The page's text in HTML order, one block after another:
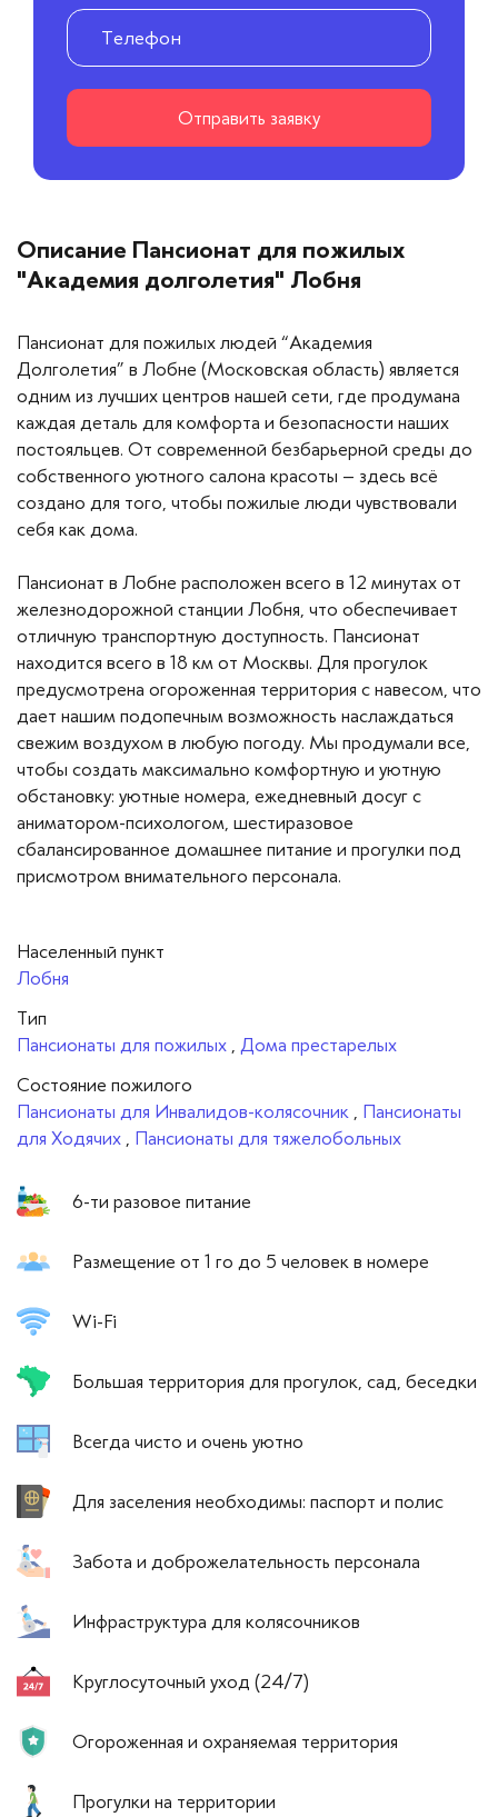
Отправить заявку
Описание Пансионат для пожилых
"Академия долголетия" Лобня
Пансионат для пожилых людей “Академия
Долголетия” в Лобне (Московская область) является
одним из лучших центров нашей сети, где продумана
каждая деталь для комфорта и безопасности наших
постояльцев. От современной безбарьерной среды до
собственного уютного салона красоты – здесь всё
создано для того, чтобы пожилые люди чувствовали
себя как дома.
Пансионат в Лобне расположен всего в 12 минутах от
железнодорожной станции Лобня, что обеспечивает
отличную транспортную доступность. Пансионат
находится всего в 18 км от Москвы. Для прогулок
предусмотрена огороженная территория с навесом, что
дает нашим подопечным возможность наслаждаться
свежим воздухом в любую погоду. Мы продумали все,
чтобы создать максимально комфортную и уютную
обстановку: уютные номера, ежедневный досуг с
аниматором-психологом, шестиразовое
сбалансированное домашнее питание и прогулки под
присмотром внимательного персонала.
Населенный пункт
Лобня
Тип
Пансионаты для пожилых , Дома престарелых
Cостояние пожилого
Пансионаты для Инвалидов-колясочник , Пансионаты
для Ходячих , Пансионаты для тяжелобольных
6-ти разовое питание
Размещение от 1 го до 5 человек в номере
Wi-Fi
Большая территория для прогулок, сад, беседки
Всегда чисто и очень уютно
Для заселения необходимы: паспорт и полис
Забота и доброжелательность персонала
Инфраструктура для колясочников
Круглосуточный уход (24/7)
Огороженная и охраняемая территория
Прогулки на территории